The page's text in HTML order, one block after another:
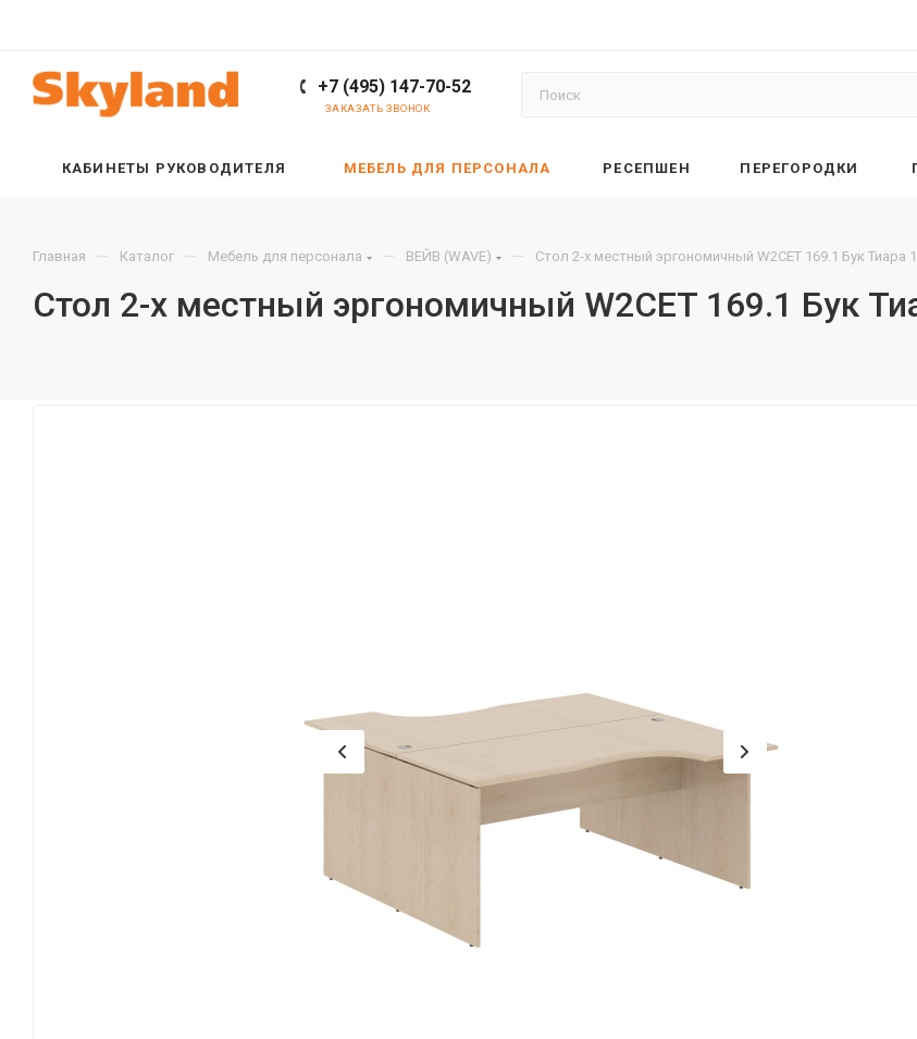
+7 (495) 147-70-52
ЗАКАЗАТЬ ЗВОНОК
КАБИНЕТЫ РУКОВОДИТЕЛЯ МЕБЕЛЬ ДЛЯ ПЕРСОНАЛА РЕСЕПШЕН ПЕРЕГОРОДКИ
Главная — Каталог — Мебель для персонала — ВЕЙВ (WAVE) — Стол 2-х местный эргономичный W2CET 169.1 Бук Тиара
Стол 2-х местный эргономичный W2CET 169.1 Бук